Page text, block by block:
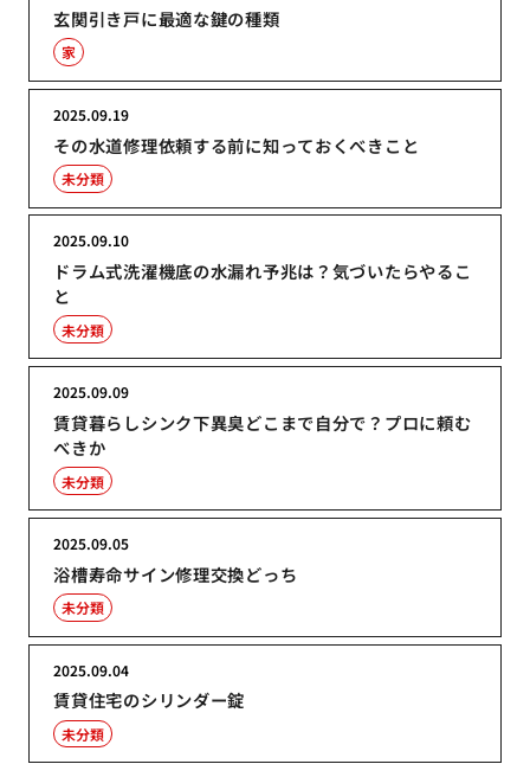
玄関引き戸に最適な鍵の種類
家
その水道修理依頼する前に知っておくべきこと
2025.09.19
未分類
ドラム式洗濯機底の水漏れ予兆は？気づいたらやるこ
と
2025.09.10
未分類
賃貸暮らしシンク下異臭どこまで自分で？プロに頼む
べきか
2025.09.09
未分類
浴槽寿命サイン修理交換どっち
2025.09.05
未分類
賃貸住宅のシリンダー錠
2025.09.04
未分類